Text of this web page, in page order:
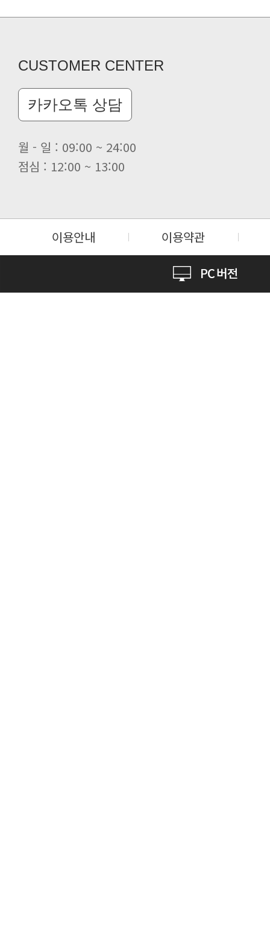
CUSTOMER CENTER
카카오톡 상담
월 - 일 : 09:00 ~ 24:00
점심 : 12:00 ~ 13:00
이용안내 이용약관